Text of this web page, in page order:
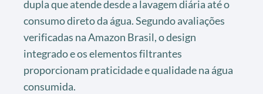
dupla que atende desde a lavagem diária até o
consumo direto da água. Segundo avaliações
verificadas na Amazon Brasil, o design
integrado e os elementos filtrantes
proporcionam praticidade e qualidade na água
consumida.